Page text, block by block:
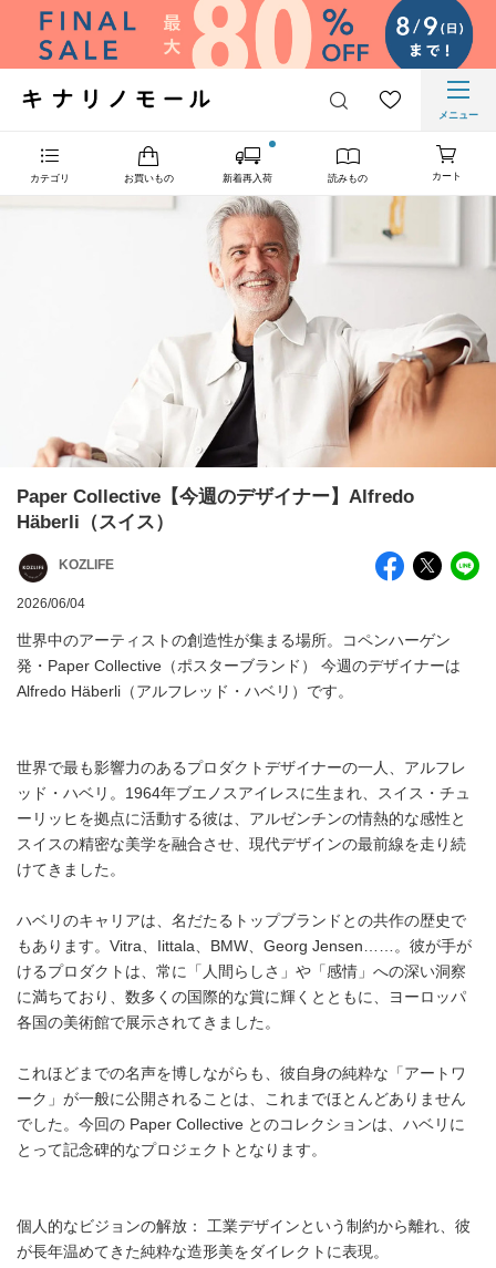
メニュー
カテゴリ お買いもの 新着再入荷 読みもの カート
Paper Collective【今週のデザイナー】Alfredo
Häberli（スイス）
KOZLIFE
2026/06/04
世界中のアーティストの創造性が集まる場所。コペンハーゲン
発・Paper Collective（ポスターブランド） 今週のデザイナーは
Alfredo Häberli（アルフレッド・ハベリ）です。
世界で最も影響力のあるプロダクトデザイナーの一人、アルフレ
ッド・ハベリ。1964年ブエノスアイレスに生まれ、スイス・チュ
ーリッヒを拠点に活動する彼は、アルゼンチンの情熱的な感性と
スイスの精密な美学を融合させ、現代デザインの最前線を走り続
けてきました。
ハベリのキャリアは、名だたるトップブランドとの共作の歴史で
もあります。Vitra、Iittala、BMW、Georg Jensen……。彼が手が
けるプロダクトは、常に「人間らしさ」や「感情」への深い洞察
に満ちており、数多くの国際的な賞に輝くとともに、ヨーロッパ
各国の美術館で展示されてきました。
これほどまでの名声を博しながらも、彼自身の純粋な「アートワ
ーク」が一般に公開されることは、これまでほとんどありません
でした。今回の Paper Collective とのコレクションは、ハベリに
とって記念碑的なプロジェクトとなります。
個人的なビジョンの解放： 工業デザインという制約から離れ、彼
が長年温めてきた純粋な造形美をダイレクトに表現。